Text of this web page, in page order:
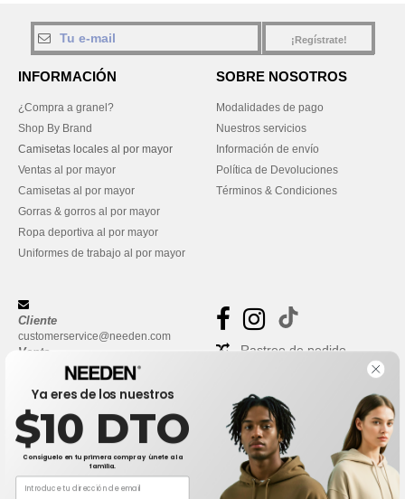
¡Regístrate!
INFORMACIÓN
¿Compra a granel?
Shop By Brand
Camisetas locales al por mayor
Ventas al por mayor
Camisetas al por mayor
Gorras & gorros al por mayor
Ropa deportiva al por mayor
Uniformes de trabajo al por mayor
SOBRE NOSOTROS
Modalidades de pago
Nuestros servicios
Información de envío
Política de Devoluciones
Términos & Condiciones
Cliente
customerservice@needen.com
Venta
sales@needen.com
Rastreo de pedido
Ya eres de los nuestros
$10 DTO
Consíguelo en tu primera compra y únete a la
familia.